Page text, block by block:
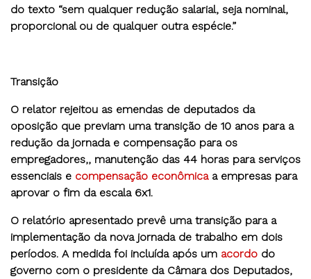
do texto “sem qualquer redução salarial, seja nominal,
proporcional ou de qualquer outra espécie.”
Transição
O relator rejeitou as emendas de deputados da
oposição que previam uma transição de 10 anos para a
redução da jornada e compensação para os
empregadores,, manutenção das 44 horas para serviços
essenciais e compensação econômicaa empresas para
aprovar o fim da escala 6x1.
O relatório apresentado prevê uma transição para a
implementação da nova jornada de trabalho em dois
períodos. A medida foi incluída após um acordo do
governo com o presidente da Câmara dos Deputados,